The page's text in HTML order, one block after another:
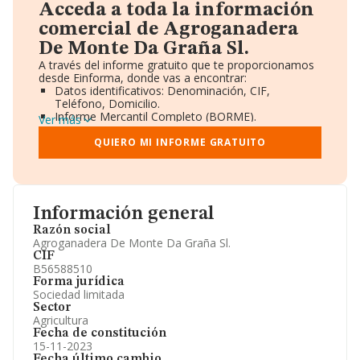
Información general
Razón social
Agroganadera De Monte Da Graña Sl.
CIF
B56588510
Forma jurídica
Sociedad limitada
Sector
Agricultura
Fecha de constitución
15-11-2023
Acceda a toda la información
comercial de Agroganadera
De Monte Da Graña Sl.
A través del informe gratuito que te proporcionamos
desde Einforma, donde vas a encontrar:
Datos identificativos: Denominación, CIF,
Teléfono, Domicilio.
Informe Mercantil Completo (BORME).
Gráficos de Evolución Ventas y Empleados.
Consejo de Administración y Administradores.
Directivos y Ejecutivos.
Información oficial y registral complementaria.
Ver más
QUIERO MI INFORME GRATUITO